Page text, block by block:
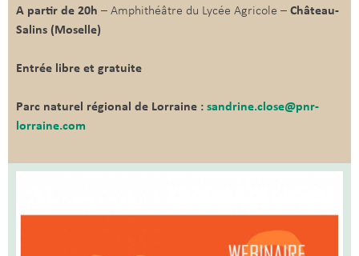
A partir de 20h – Amphithéâtre du Lycée Agricole – Château-
Salins (Moselle)
Entrée libre et gratuite
Parc naturel régional de Lorraine : sandrine.close@pnr-
lorraine.com